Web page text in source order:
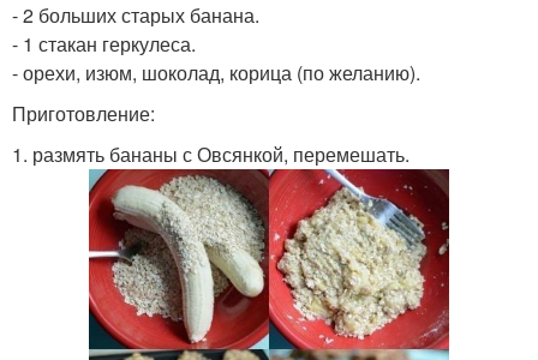
- 2 больших старых банана.
- 1 стакан геркулеса.
- орехи, изюм, шоколад, корица (по желанию).
Приготовление:
1. размять бананы с Овсянкой, перемешать.